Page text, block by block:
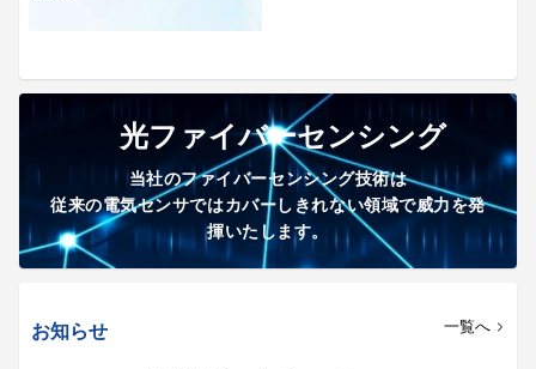
光ファイバーセンシング
当社のファイバーセンシング技術は
従来の電気センサではカバーしきれない領域で威力を発
揮いたします。
お知らせ 一覧へ